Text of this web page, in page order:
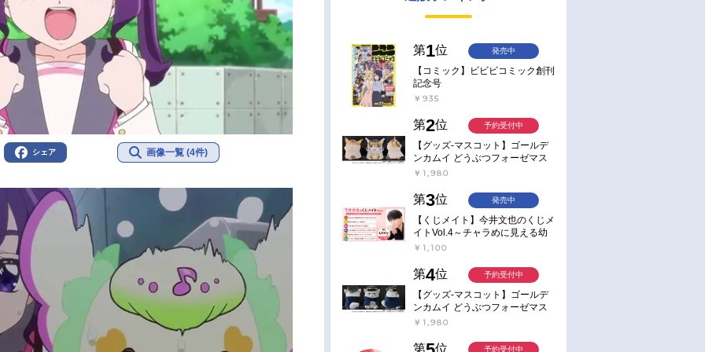
シェア 画像一覧 (4件)
第1位
【コミック】ビビビコミック創刊
記念号
￥935
発売中
第2位
【グッズ-マスコット】ゴールデ
ンカムイ どうぶつフォーゼマス
コット 4.尾形百之助【再販】
￥1,980
予約受付中
第3位
【くじメイト】今井文也のくじメ
イトVol.4～チャラめに見える幼
馴染、実は一途で独占欲が強いん
￥1,100
発売中
第4位
【グッズ-マスコット】ゴールデ
ンカムイ どうぶつフォーゼマス
コット 5.月島軍曹【再販】
￥1,980
予約受付中
第 位 予約受付中